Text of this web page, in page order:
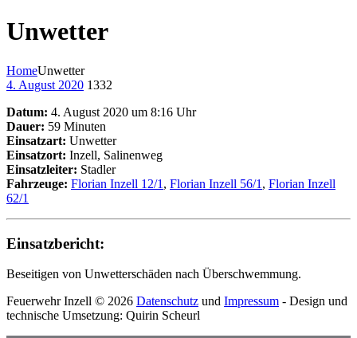
Unwetter
HomeUnwetter
4. August 2020 1332
Datum: 4. August 2020 um 8:16 Uhr
Dauer: 59 Minuten
Einsatzart: Unwetter
Einsatzort: Inzell, Salinenweg
Einsatzleiter: Stadler
Fahrzeuge: Florian Inzell 12/1 , Florian Inzell 56/1 , Florian Inzell
62/1
Einsatzbericht:
Beseitigen von Unwetterschäden nach Überschwemmung.
Feuerwehr Inzell © 2026 Datenschutz und Impressum - Design und
technische Umsetzung: Quirin Scheurl